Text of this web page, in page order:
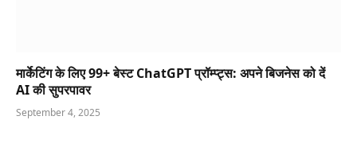
मार्केटिंग के लिए 99+ बेस्ट ChatGPT प्रॉम्प्ट्स: अपने बिजनेस को दें
AI की सुपरपावर
September 4, 2025